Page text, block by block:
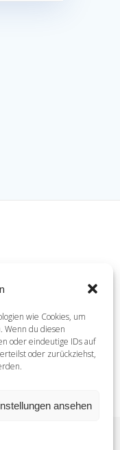
wie Cookies, um
Wenn du diesen
oder eindeutige IDs auf
oder zurückziehst,
ansehen